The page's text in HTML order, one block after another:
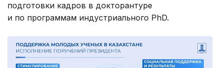
подготовки кадров в докторантуре
и по программам индустриального PhD.